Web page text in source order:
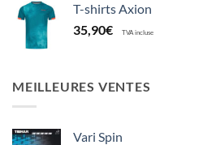
T-shirts Axion
35,90€ TVA incluse
MEILLEURES VENTES
Vari Spin